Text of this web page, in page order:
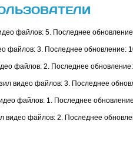
файлов: 5. Последнее
файлов: 3. Последнее обновление:
файлов: 2. Последнее
видео файлов: 3. Последнее
файлов: 1. Последнее
видео файлов: 2. Последнее